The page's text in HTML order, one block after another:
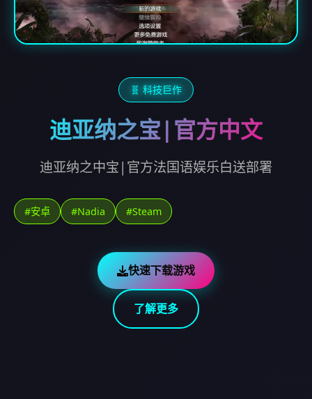
🧬 科技巨作
迪亚纳之宝|官方中文
迪亚纳之中宝|官方法国语娱乐白送部署
#安卓 #Nadia #Steam
快速下载游戏
了解更多